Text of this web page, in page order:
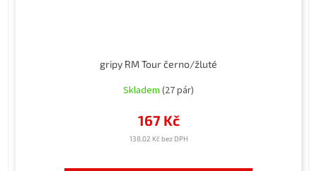
gripy RM Tour černo/žluté
Skladem (27 pár)
138,02 Kč bez DPH
167 Kč